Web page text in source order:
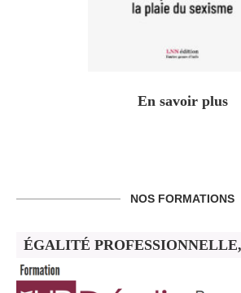
En savoir plus
NOS FORMATIONS
ÉGALITÉ